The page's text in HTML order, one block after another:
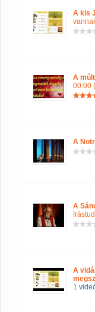
A kis
A
00:00
A
A
A
1